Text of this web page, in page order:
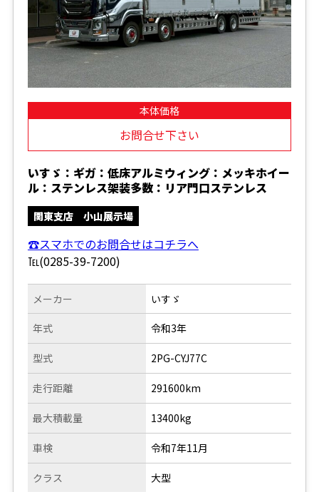
本体価格
お問合せ下さい
いすゞ：ギガ：低床アルミウィング：メッキホイー
ル：ステンレス架装多数：リア門口ステンレス
関東支店 小山展示場
☎スマホでのお問合せはコチラへ
℡(0285-39-7200)
メーカー
年式
型式
走行距離
いすゞ
令和3年
2PG-CYJ77C
291600km
最大積載量
車検
クラス
13400kg
令和7年11月
大型